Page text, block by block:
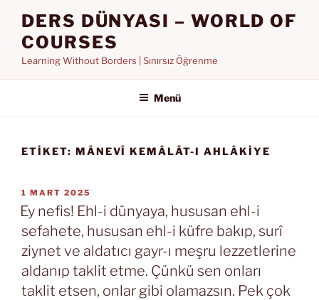
DERS DÜNYASI – WORLD OF
COURSES
Learning Without Borders | Sınırsız Öğrenme
Menü
ETIKET: MÂNEVÎ KEMÂLÂT-I AHLÂKIYE
YAYIM
TARIHI
1 MART 2025
Ey nefis! Ehl-i dünyaya, hususan ehl-i
sefahete, hususan ehl-i küfre bakıp, surî
ziynet ve aldatıcı gayr-ı meşru lezzetlerine
aldanıp taklit etme. Çünkü sen onları
taklit etsen, onlar gibi olamazsın. Pek çok